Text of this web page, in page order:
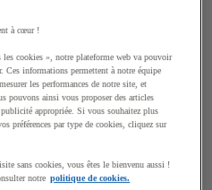
à cœur !
cookies », notre plateforme web va pouvoir
Ces informations permettent à notre équipe
les performances de notre site, et
pouvons ainsi vous proposer des articles
appropriée. Si vous souhaitez plus
préférences par type de cookies, cliquez sur
sans cookies, vous êtes le bienvenu aussi !
notre politique de cookies.